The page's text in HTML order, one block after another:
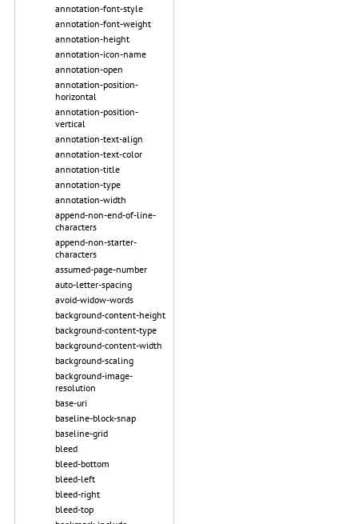
annotation-font-style
annotation-font-weight
annotation-height
annotation-icon-name
annotation-open
annotation-position-
horizontal
annotation-position-
vertical
annotation-text-align
annotation-text-color
annotation-title
annotation-type
annotation-width
append-non-end-of-line-
characters
append-non-starter-
characters
assumed-page-number
auto-letter-spacing
avoid-widow-words
background-content-height
background-content-type
background-content-width
background-scaling
background-image-
resolution
base-uri
baseline-block-snap
baseline-grid
bleed
bleed-bottom
bleed-left
bleed-right
bleed-top